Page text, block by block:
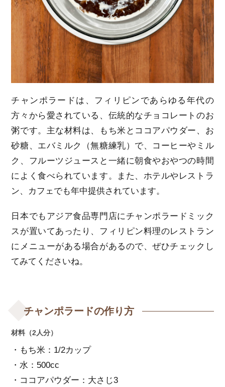
チャンポラードは、フィリピンであらゆる年代の
方々から愛されている、伝統的なチョコレートのお
粥です。主な材料は、もち米とココアパウダー、お
砂糖、エバミルク（無糖練乳）で、コーヒーやミル
ク、フルーツジュースと一緒に朝食やおやつの時間
によく食べられています。また、ホテルやレストラ
ン、カフェでも年中提供されています。
日本でもアジア食品専門店にチャンポラードミック
スが置いてあったり、フィリピン料理のレストラン
にメニューがある場合があるので、ぜひチェックし
てみてくださいね。
チャンポラードの作り方
材料（2人分）
・もち米：1/2カップ
・水：500cc
・ココアパウダー：大さじ3